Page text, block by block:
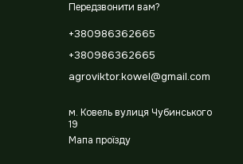
Передзвонити вам?
+380986362665
+380986362665
agroviktor.kowel@gmail.com
м. Ковель вулиця Чубинського
19
Мапа проїзду